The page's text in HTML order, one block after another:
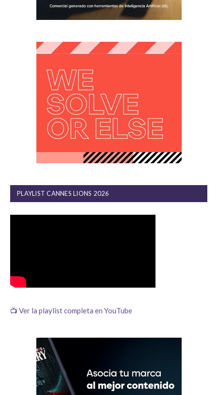
PLAYLIST CANNES LIONS 2026
📺 Ver la playlist completa en YouTube